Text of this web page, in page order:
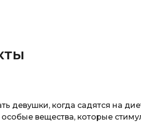
девушки, когда садятся на
вещества, которые